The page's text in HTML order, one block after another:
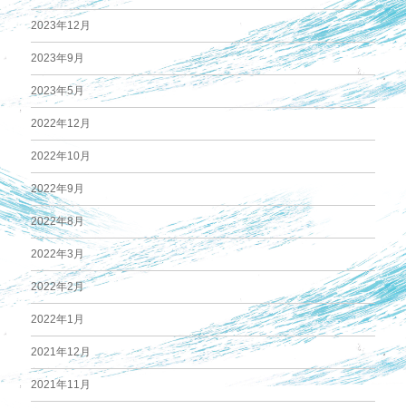
2023年12月
2023年9月
2023年5月
2022年12月
2022年10月
2022年9月
2022年8月
2022年3月
2022年2月
2022年1月
2021年12月
2021年11月